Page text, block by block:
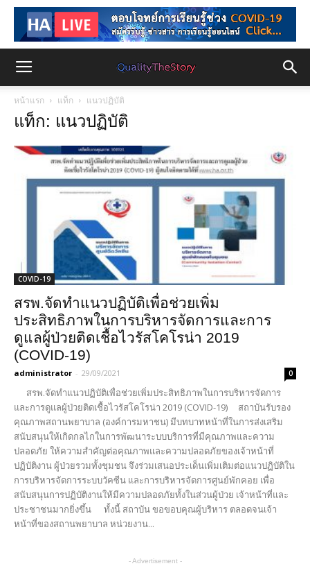
หน้าแรก แท็ก แนวปฏิบัติ
แท็ก: แนวปฏิบัติ
COVID-19
สรพ.จัดทำแนวปฏิบัติเพื่อช่วยเพิ่ม
ประสิทธิภาพในการบริหารจัดการและการ
ดูแลผู้ป่วยติดเชื้อไวรัสโคโรน่า 2019
(COVID-19)
administrator - 29/09/2021 0
สรพ.จัดทำแนวปฏิบัติเพื่อช่วยเพิ่มประสิทธิภาพในการบริหารจัดการ
และการดูแลผู้ป่วยติดเชื้อไวรัสโคโรน่า 2019 (COVID-19) สถาบันรับรอง
คุณภาพสถานพยาบาล (องค์การมหาชน) มีบทบาทหน้าที่ในการส่งเสริม
สนับสนุนให้เกิดกลไกในการพัฒนาระบบบริการที่มีคุณภาพและความ
ปลอดภัย ให้ความสำคัญต่อคุณภาพและความปลอดภัยของเจ้าหน้าที่
ปฏิบัติงาน ผู้ป่วยรวมทั้งชุมชน จึงร่วมเสนอประเด็นเพิ่มเติมต่อแนวปฏิบัติใน
การบริหารจัดการระบบวัคซีน และการบริหารจัดการศูนย์พักคอย เพื่อ
สนับสนุนการปฏิบัติงานให้มีความปลอดภัยทั้งในส่วนผู้ป่วย เจ้าหน้าที่และ
ประชาชนมากยิ่งขึ้น ทั้งนี้ สถาบัน ขอขอบคุณผู้บริหาร ตลอดจนเจ้า
หน้าที่ของสถานพยาบาล หน่วยงาน...
- Advertisement -